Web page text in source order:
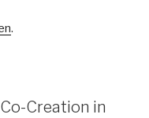
.
Creation in